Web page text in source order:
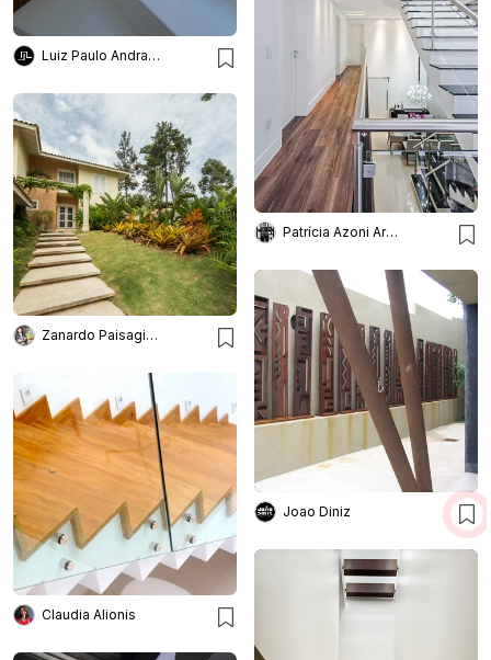
Luiz Paulo Andrade Arquitetos
Patrícia Azoni Arquitetura + Arte & Design
Zanardo Paisagismo
Joao Diniz
Claudia Alionis